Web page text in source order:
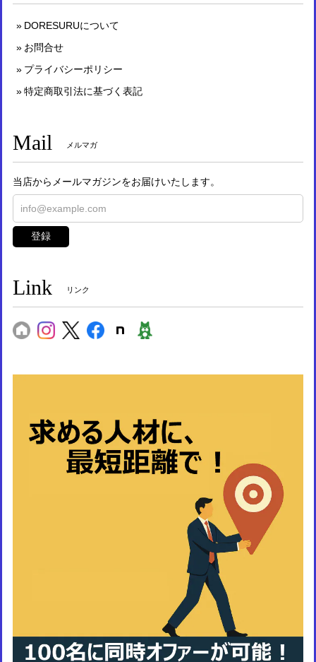
DORESURUについて
お問合せ
プライバシーポリシー
特定商取引法に基づく表記
Mail メルマガ
当店からメールマガジンをお届けいたします。
登録
Link リンク